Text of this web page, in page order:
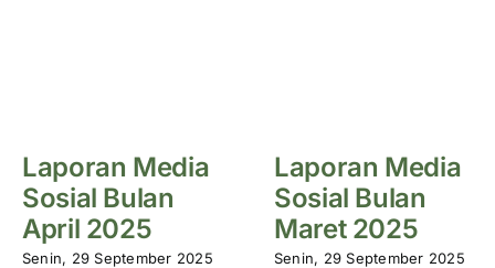
Laporan Media
Sosial Bulan
April 2025
Senin, 29 September 2025
Laporan Media
Sosial Bulan
Maret 2025
Senin, 29 September 2025